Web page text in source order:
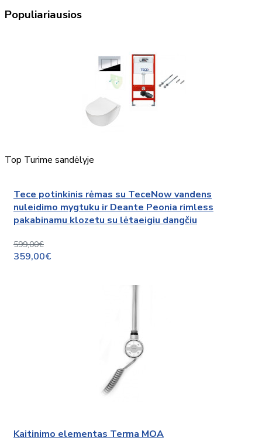
Populiariausios
Top Turime sandėlyje
Tece potinkinis rėmas su TeceNow vandens
nuleidimo mygtuku ir Deante Peonia rimless
pakabinamu klozetu su lėtaeigiu dangčiu
599,00€
359,00€
Kaitinimo elementas Terma MOA